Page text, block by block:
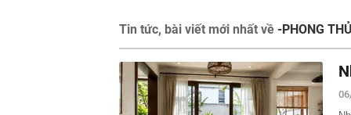
21:01
Sứa lửa 'tấn
20:59
Nữ diễn viên
chuối đậu,
20:54
Cha của
Tin tức, bài viết mới nhất về -PHONG